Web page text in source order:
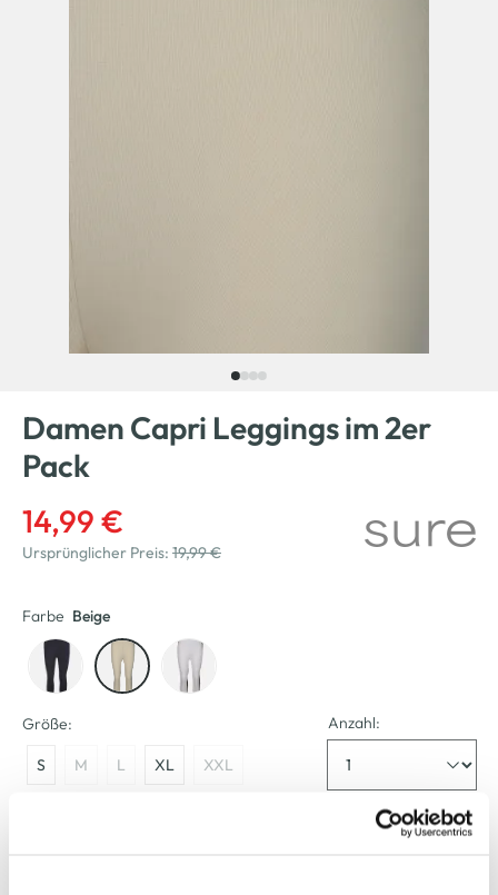
Damen Capri Leggings im 2er
Pack
14,99 €
Ursprünglicher Preis: 19,99 €
Farbe Beige
Größe:
S M L XL XXL
Anzahl: